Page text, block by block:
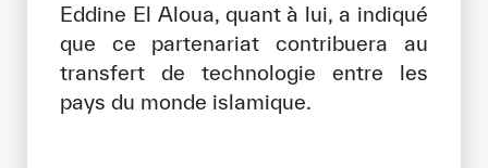
Eddine El Aloua, quant à lui, a indiqué
que ce partenariat contribuera au
transfert de technologie entre les
pays du monde islamique.